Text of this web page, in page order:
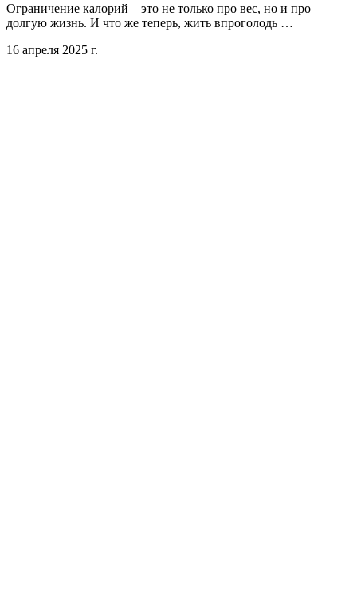
Ограничение калорий – это не только про вес, но и про
долгую жизнь. И что же теперь, жить впроголодь …
16 апреля 2025 г.